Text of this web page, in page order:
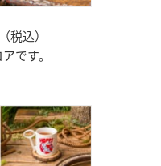
税込）
です。